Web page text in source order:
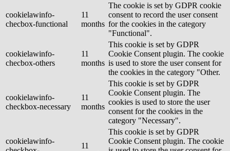
cookielawinfo-
checbox-functional
11
months
The cookie is set by GDPR cookie
consent to record the user consent
for the cookies in the category
"Functional".
cookielawinfo-
checbox-others
11
months
This cookie is set by GDPR
Cookie Consent plugin. The cookie
is used to store the user consent for
the cookies in the category "Other.
cookielawinfo-
checkbox-necessary
11
months
This cookie is set by GDPR
Cookie Consent plugin. The
cookies is used to store the user
consent for the cookies in the
category "Necessary".
cookielawinfo-
11
This cookie is set by GDPR
Cookie Consent plugin. The cookie